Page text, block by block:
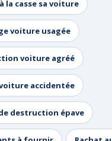
la casse sa voiture
voiture usagée
voiture agréé
accidentée
destruction épave